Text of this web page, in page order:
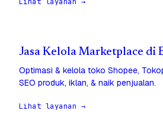
Jasa Kelola Marketplace di
Optimasi & kelola toko Shopee,
SEO produk, iklan, & naik penjualan.
Lihat layanan →